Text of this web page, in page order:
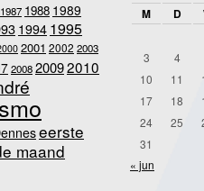
1987 1988 1989
1994 1995
2001 2002 2003
200820092010
eerste
maand
M D
3
4
10
11
17
18
24
25
31
« jun